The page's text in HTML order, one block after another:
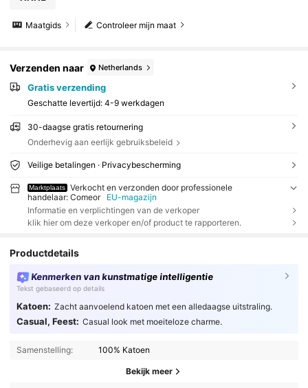
Controleer mijn maat
Maatgids
Verzenden naar Netherlands
Gratis verzending
Geschatte levertijd: 4-9 werkdagen
30-daagse gratis retournering
Onderhevig aan eerlijk gebruiksbeleid
Veilige betalingen · Privacybescherming
Marktplaats
Verkocht en verzonden door professionele
handelaar: Comeor
EU-magazijn
Informatie en verplichtingen van de verkoper
klik hier om deze verkoper en/of product te rapporteren.
Productdetails
Kenmerken van kunstmatige intelligentie
Tekst gebaseerd op details
Katoen: Zacht aanvoelend katoen met een alledaagse uitstraling.
Casual, Feest: Casual look met moeiteloze charme.
Samenstelling: 100% Katoen
Bekijk meer